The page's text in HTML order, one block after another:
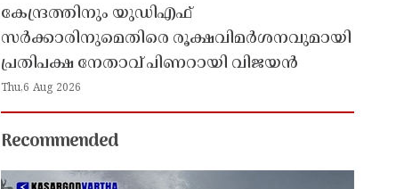
കേന്ദ്രത്തിനും യുഡിഎഫ്
സർക്കാരിനുമെതിരെ രൂക്ഷവിമർശനവുമായി
പ്രതിപക്ഷ നേതാവ് പിണറായി വിജയൻ
Thu,6 Aug 2026
Recommended